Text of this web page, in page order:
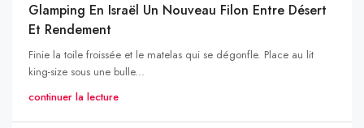
Glamping En Israël Un Nouveau Filon Entre Désert
Et Rendement
Finie la toile froissée et le matelas qui se dégonfle. Place au lit
king-size sous une bulle...
continuer la lecture